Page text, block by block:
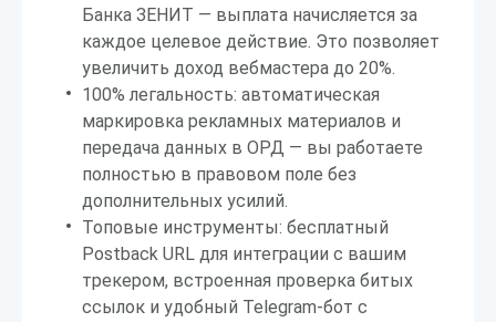
Банка ЗЕНИТ — выплата начисляется за
каждое целевое действие. Это позволяет
увеличить доход вебмастера до 20%.
100% легальность: автоматическая
маркировка рекламных материалов и
передача данных в ОРД — вы работаете
полностью в правовом поле без
дополнительных усилий.
Топовые инструменты: бесплатный
Postback URL для интеграции с вашим
трекером, встроенная проверка битых
ссылок и удобный Telegram-бот с